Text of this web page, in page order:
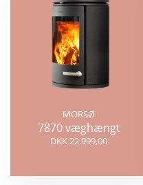
MORSØ
7870 væghængt
DKK 22.999,00